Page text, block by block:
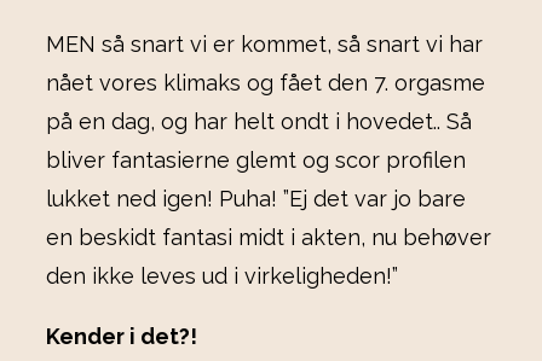
MEN så snart vi er kommet, så snart vi har
nået vores klimaks og fået den 7. orgasme
på en dag, og har helt ondt i hovedet.. Så
bliver fantasierne glemt og scor profilen
lukket ned igen! Puha! ”Ej det var jo bare
en beskidt fantasi midt i akten, nu behøver
den ikke leves ud i virkeligheden!”
Kender i det?!